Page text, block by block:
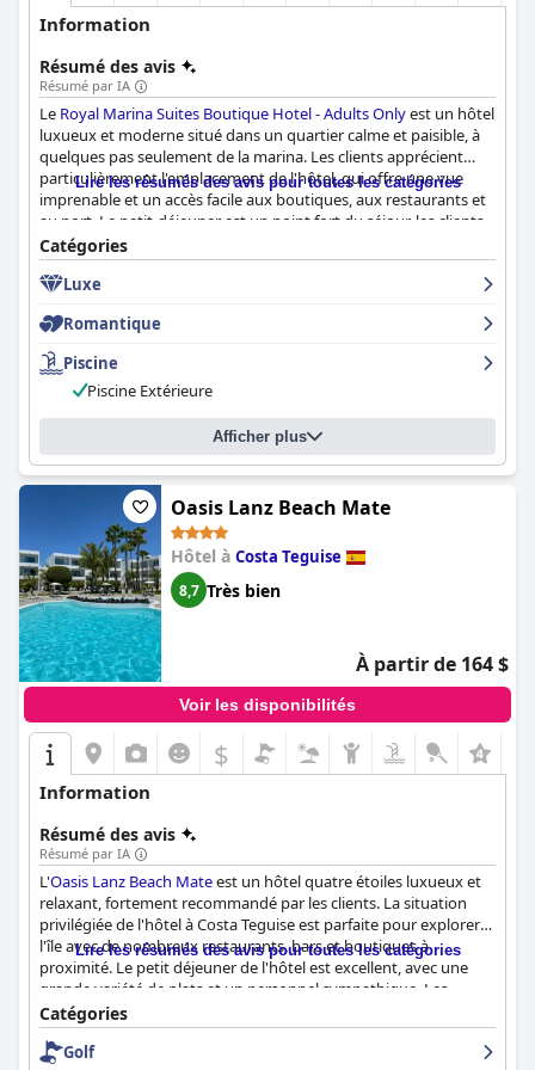
Information
Résumé des avis
Résumé par IA
Le Royal Marina Suites Boutique Hotel - Adults Onlyest un hôtel
luxueux et moderne situé dans un quartier calme et paisible, à
quelques pas seulement de la marina. Les clients apprécient
particulièrement l'emplacement de l'hôtel, qui offre une vue
imprenable et un accès facile aux boutiques, aux restaurants et
au port. Le petit-déjeuner est un point fort du séjour, les clients
le décrivant comme excellent et merveilleux, bien que certains
aient suggéré des améliorations. Les chambres sont spacieuses,
confortables et exceptionnellement propres, avec des balcons
incroyable, les clients louant leur gentillesse, leur
professionnalisme et leur attention. La piscine est magnifique et
parfaite pour une vraie baignade, bien qu'un client ait
mentionné qu'elle était trop froide. Dans l'ensemble, le
Marina Suites Boutique Hotel - Adults Onlyest un endroit
fabuleux et super que les clients adorent, avec des suites
exceptionnelles, une propreté irréprochable et un personnel
mémorable.
Lire les résumés des avis pour toutes les catégories
Catégories
Luxe
Romantique
Piscine
Piscine Extérieure
Afficher plus
Oasis Lanz Beach Mate
Hôtel à Costa Teguise
8,7 Très bien
À partir de 164 $
Voir les disponibilités
$
Information
Résumé des avis
Résumé par IA
L'Oasis Lanz Beach Mateest un hôtel quatre étoiles luxueux et
relaxant, fortement recommandé par les clients. La situation
privilégiée de l'hôtel à Costa Teguise est parfaite pour explorer
l'île avec de nombreux restaurants, bars et boutiques à
proximité. Le petit déjeuner de l'hôtel est excellent, avec une
grande variété de plats et un personnel sympathique. Les
chambres sont élégantes, spacieuses et d'une propreté
irréprochable, avec des lits confortables et des cuisines bien
équipées. Le personnel de l'hôtel est incroyablement amical et
Lire les résumés des avis pour toutes les catégories
Catégories
Golf